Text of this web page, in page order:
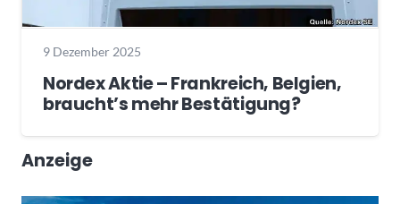
9 Dezember 2025
Nordex Aktie – Frankreich, Belgien,
braucht’s mehr Bestätigung?
Anzeige